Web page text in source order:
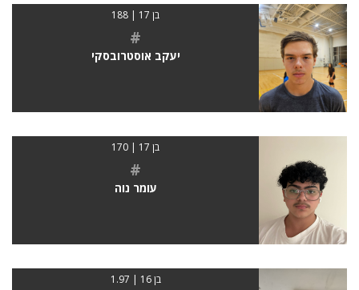
בן 17 | 188
#
יעקב אוסטרובסקי
בן 17 | 170
#
עומר נוה
בן 16 | 1.97